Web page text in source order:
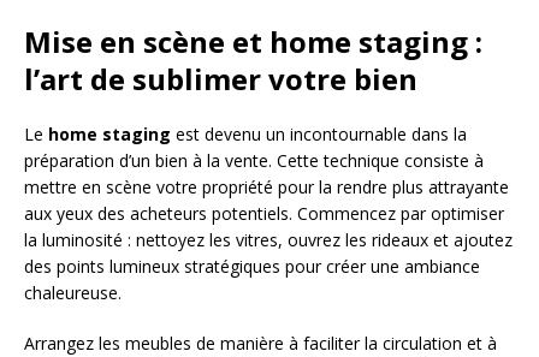
Mise en scène et home staging :
l’art de sublimer votre bien
Le home staging est devenu un incontournable dans la
préparation d’un bien à la vente. Cette technique consiste à
mettre en scène votre propriété pour la rendre plus attrayante
aux yeux des acheteurs potentiels. Commencez par optimiser
la luminosité : nettoyez les vitres, ouvrez les rideaux et ajoutez
des points lumineux stratégiques pour créer une ambiance
chaleureuse.
Arrangez les meubles de manière à faciliter la circulation et à